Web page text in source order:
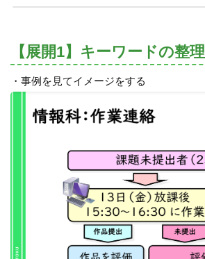
【展開1】キーワードの整理
・事例を見てイメージをする